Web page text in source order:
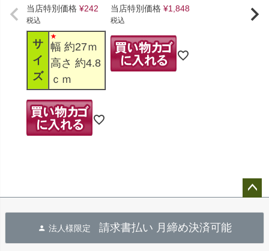
当店特別価格 ¥242
税込
サ
イ
ズ
幅 約27ｍ
高さ 約4.8
ｃｍ
当店特別価格 ¥1,848
税込
へ
法人様限定 請求書払い 月締め決済可能